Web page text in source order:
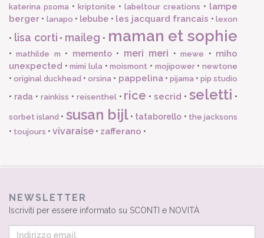
katerina psoma • kriptonite • labeltour creations • lampe
berger • lanapo • lebube • les jacquard francais •lexon
• lisa corti • maileg • maman et sophie
•mathilde m • memento• meri meri •mewe • miho
unexpected •mimi lula •moismont • mojipower•newtone
•original duckhead •orsina • pappelina• pijama • pip studio
• rada • rainkiss • reisenthel• rice •secrid •seletti •
sorbet island • susan bijl• tataborello • the jacksons
• toujours • vivaraise • zafferano •
NEWSLETTER
Iscriviti per essere informato su SCONTI e NOVITÀ